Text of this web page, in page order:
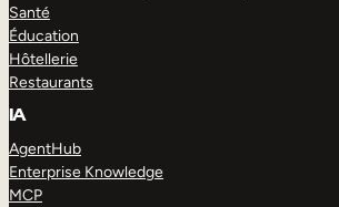
Santé
Éducation
Hôtellerie
Restaurants
IA
AgentHub
Enterprise Knowledge
MCP